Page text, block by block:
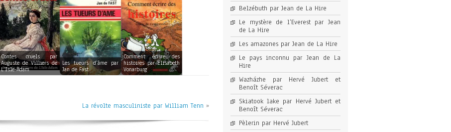
Contes cruels par
Auguste de Villiers de
L’Isle-Adam
Les tueurs d’âme par
Jan de Fast
Comment écrire des
histoires par Elisabeth
Vonarburg
La révolte masculiniste par William Tenn »
Belzébuth par Jean de La Hire
Le mystère de l’Everest par Jean
de La Hire
Les amazones par Jean de La Hire
Le pays inconnu par Jean de La
Hire
Wazházhe par Hervé Jubert et
Benoît Séverac
Skiatook lake par Hervé Jubert et
Benoît Séverac
Pèlerin par Hervé Jubert